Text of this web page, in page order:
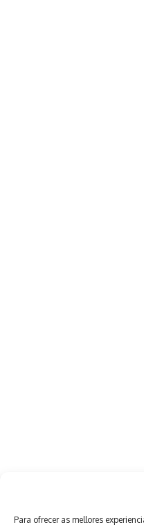
Para ofrecer as mellores